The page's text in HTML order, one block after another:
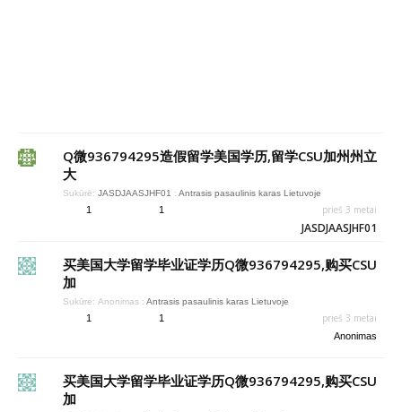
Q微936794295造假留学美国学历,留学CSU加州州立
大
Sukūrė: JASDJAASJHF01 : Antrasis pasaulinis karas Lietuvoje
1 1 prieš 3 metai
JASDJAASJHF01
买美国大学留学毕业证学历Q微936794295,购买CSU
加
Sukūrė: Anonimas : Antrasis pasaulinis karas Lietuvoje
1 1 prieš 3 metai
Anonimas
买美国大学留学毕业证学历Q微936794295,购买CSU
加